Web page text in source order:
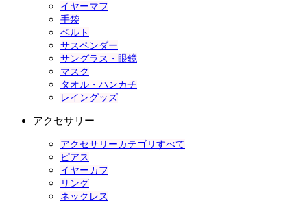
イヤーマフ
手袋
ベルト
サスペンダー
サングラス・眼鏡
マスク
タオル・ハンカチ
レイングッズ
アクセサリー
アクセサリーカテゴリすべて
ピアス
イヤーカフ
リング
ネックレス